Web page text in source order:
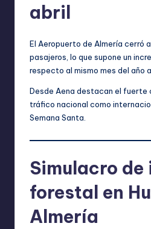
abril
El Aeropuerto de Almería cerró
pasajeros, lo que supone un
respecto al mismo mes del año
Desde Aena destacan el
tráfico nacional como
Semana Santa.
Simulacro de
forestal en
Almería